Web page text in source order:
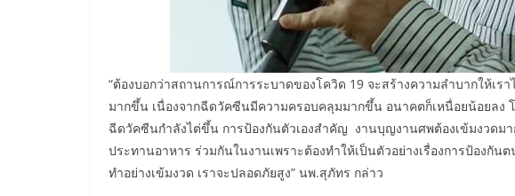
“ต้องบอกว่าสถานการณ์การระบาดของโควิด 19 จะสร้างความลำบากให้เร
มากขึ้น เนื่องจากฉีดวัคซีนมีความครอบคลุมมากขึ้น อนาคตก็เหนื่อยน้อยลง
ฉีดวัคซีนกำลังไต่ขึ้น การป้องกันตัวเองสำคัญ งานบุญงานศพต้องเข้มงวดม
ประทานอาหาร ร่วมกันในงานเพราะต้องทำให้เป็นตัวอย่างเรื่องการป้องกัน
ทำอย่างเข้มงวด เราจะปลอดภัยสูง” นพ.สุภัทร กล่าว